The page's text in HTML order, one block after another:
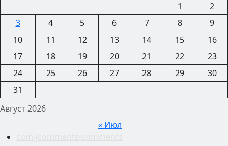
Август 2026
1
2
3
4 5 6 7 8
9
10
11 12 13 14 15
16
17
18 19 20 21 22
23
24
25 26 27 28 29
30
31
« Июл